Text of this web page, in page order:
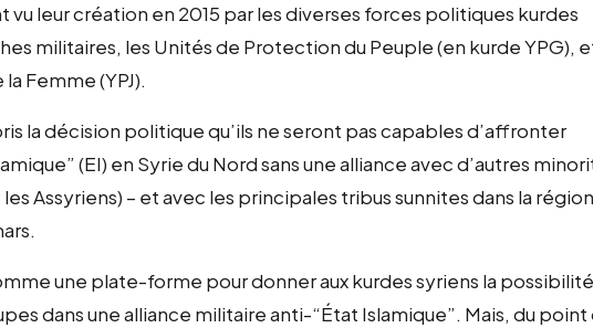
vu leur création en 2015 par les diverses forces politiques kurdes
militaires, les Unités de Protection du Peuple (en kurde YPG),
Femme (YPJ).
la décision politique qu’ils ne seront pas capables d’affronter
(EI) en Syrie du Nord sans une alliance avec d’autres
Assyriens) – et avec les principales tribus sunnites dans la
une plate-forme pour donner aux kurdes syriens la
dans une alliance militaire anti-“État Islamique”. Mais, du point